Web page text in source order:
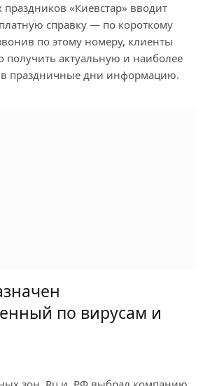
«Киевстар» вводит
справку — по короткому
по этому номеру, клиенты
получить актуальную и наиболее
в праздничные дни информацию.
по вирусам и